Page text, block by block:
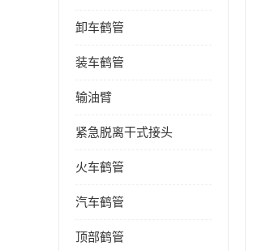
卸车鹤管
装车鹤管
输油臂
紧急脱离干式接头
火车鹤管
汽车鹤管
顶部鹤管